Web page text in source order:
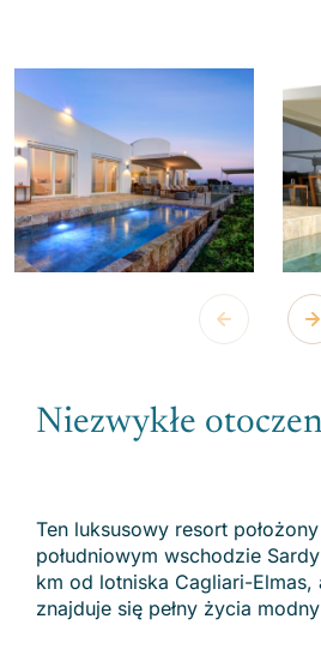
Niezwykłe
Ten luksusowy resort
południowym wschodzie
km od lotniska Cagliari-
znajduje się pełny życia